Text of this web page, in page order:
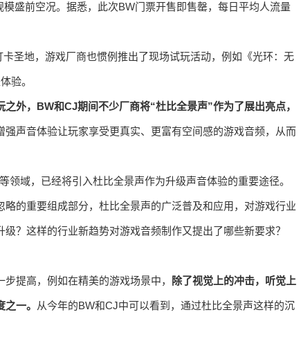
盛前空况。据悉，此次BW门票开售即售罄，每日平均人流量
圣地，游戏厂商也惯例推出了现场试玩活动，例如《光环：无
验。
外，BW和CJ期间不少厂商将“杜比全景声”作为了展出亮点，
声音体验让玩家享受更真实、更富有空间感的游戏音频，从而
域，已经将引入杜比全景声作为升级声音体验的重要途径。
的重要组成部分，杜比全景声的广泛普及和应用，对游戏行业
？这样的行业新趋势对游戏音频制作又提出了哪些新要求？
提高，例如在精美的游戏场景中， 除了视觉上的冲击，听觉上
一。 从今年的BW和CJ中可以看到，通过杜比全景声这样的沉